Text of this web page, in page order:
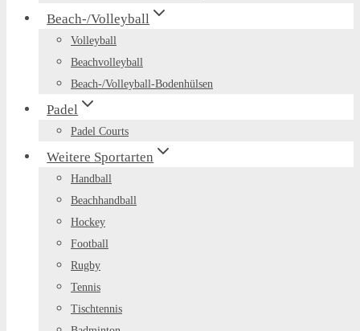
Beach-/Volleyball
Volleyball
Beachvolleyball
Beach-/Volleyball-Bodenhülsen
Padel
Padel Courts
Weitere Sportarten
Handball
Beachhandball
Hockey
Football
Rugby
Tennis
Tischtennis